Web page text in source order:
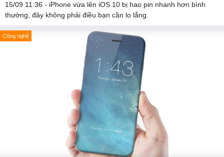
15/09 11:36 - iPhone vừa lên iOS 10 bị hao pin nhanh hơn bình
thường, đây không phải điều bạn cần lo lắng.
Công nghệ